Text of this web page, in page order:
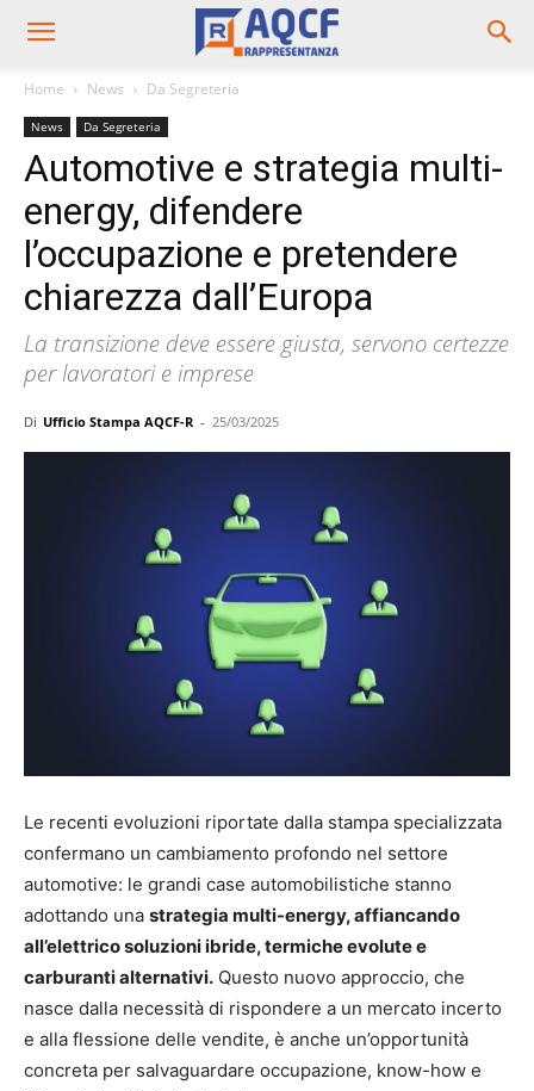
Home News Da Segreteria
News Da Segreteria
Automotive e strategia multi-
energy, difendere
l’occupazione e pretendere
chiarezza dall’Europa
La transizione deve essere giusta, servono certezze
per lavoratori e imprese
Di Ufficio Stampa AQCF-R - 25/03/2025
Le recenti evoluzioni riportate dalla stampa specializzata
confermano un cambiamento profondo nel settore
automotive: le grandi case automobilistiche stanno
adottando una strategia multi-energy, affiancando
all’elettrico soluzioni ibride, termiche evolute e
carburanti alternativi. Questo nuovo approccio, che
nasce dalla necessità di rispondere a un mercato incerto
e alla flessione delle vendite, è anche un’opportunità
concreta per salvaguardare occupazione, know-how e